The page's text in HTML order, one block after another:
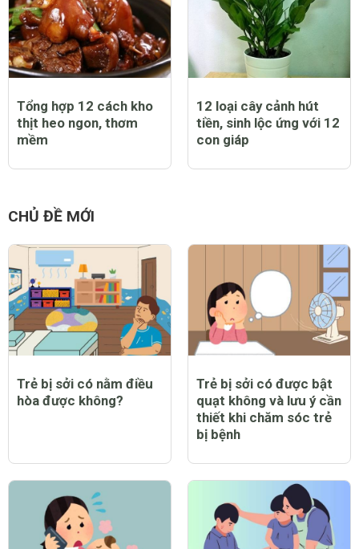
Tổng hợp 12 cách kho
thịt heo ngon, thơm
mềm
12 loại cây cảnh hút
tiền, sinh lộc ứng với 12
con giáp
CHỦ ĐỀ MỚI
Trẻ bị sởi có nằm điều
hòa được không?
Trẻ bị sởi có được bật
quạt không và lưu ý cần
thiết khi chăm sóc trẻ
bị bệnh